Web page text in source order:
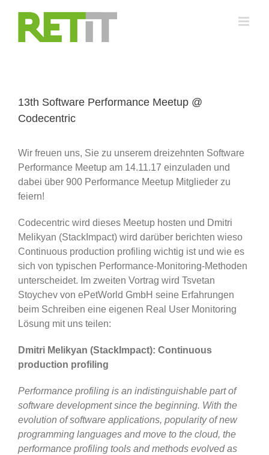
springen
13th Software Performance Meetup @
Codecentric
Wir freuen uns, Sie zu unserem dreizehnten Software
Performance Meetup am 14.11.17 einzuladen und
dabei über 900 Performance Meetup Mitglieder zu
feiern!
Codecentric wird dieses Meetup hosten und Dmitri
Melikyan (StackImpact) wird darüber berichten wieso
Continuous production profiling wichtig ist und wie es
sich von typischen Performance-Monitoring-Methoden
unterscheidet. Im zweiten Vortrag wird Tsvetan
Stoychev von ePetWorld GmbH seine Erfahrungen
beim Schreiben eine eigenen Real User Monitoring
Lösung mit uns teilen:
Dmitri Melikyan (StackImpact): Continuous
production profiling
Performance profiling is an indistinguishable part of
software development since the beginning. With the
evolution of software applications, popularity of new
programming languages and move to the cloud, the
performance profiling tools and methods evolved as